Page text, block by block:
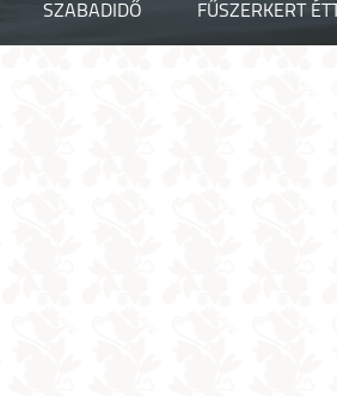
SZABADIDŐ FŰSZERKERT